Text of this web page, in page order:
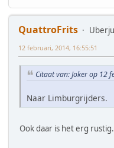
QuattroFrits
12 februari, 2014, 16:55:51
Citaat van: Joker op 12
Naar Limburgrijders.
Ook daar is het erg rustig.